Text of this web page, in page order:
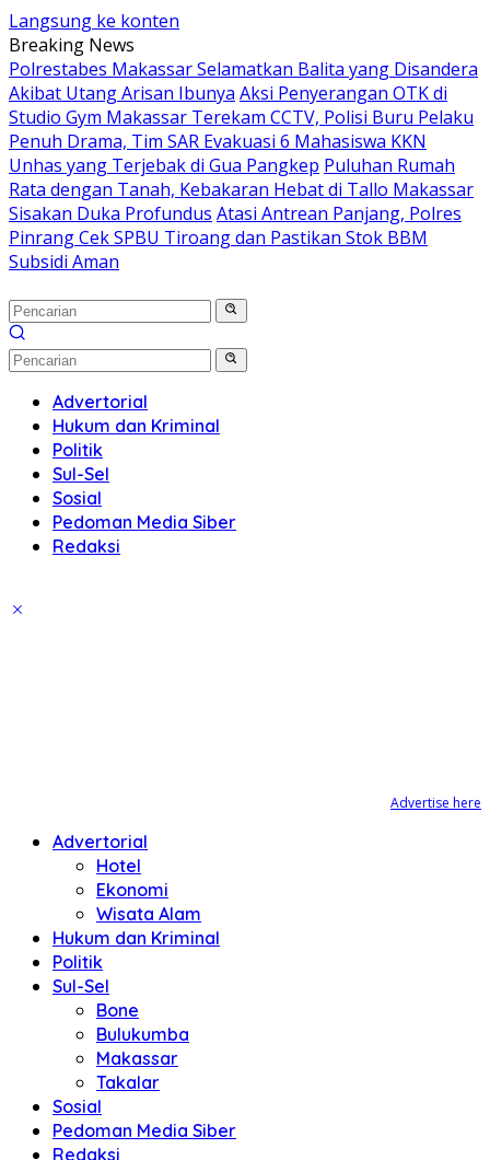
Langsung ke konten
Breaking News
Polrestabes Makassar Selamatkan Balita yang Disandera
Akibat Utang Arisan Ibunya Aksi Penyerangan OTK di
Studio Gym Makassar Terekam CCTV, Polisi Buru Pelaku
Penuh Drama, Tim SAR Evakuasi 6 Mahasiswa KKN
Unhas yang Terjebak di Gua Pangkep Puluhan Rumah
Rata dengan Tanah, Kebakaran Hebat di Tallo Makassar
Sisakan Duka Profundus Atasi Antrean Panjang, Polres
Pinrang Cek SPBU Tiroang dan Pastikan Stok BBM
Subsidi Aman
Advertorial
Hukum dan Kriminal
Politik
Sul-Sel
Sosial
Pedoman Media Siber
Redaksi
Advertise here
Advertorial
Hotel
Ekonomi
Wisata Alam
Hukum dan Kriminal
Politik
Sul-Sel
Bone
Bulukumba
Makassar
Takalar
Sosial
Pedoman Media Siber
Redaksi